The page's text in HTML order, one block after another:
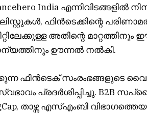
India എന്നിവിടങ്ങളിൽ
ഫിൻടെക്കിന്റെ
അതിന്റെ മാറ്റത്തിനും
ഊന്നൽ നൽകി.
ഫിൻടെക് സംരംഭങ്ങളുടെ
പ്രദർശിപ്പിച്ചു. B2B
താഴ്ന്ന എസ്എംബി